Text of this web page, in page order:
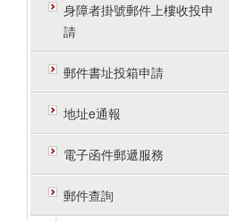
身障者掛號郵件上樓收投申
請
郵件書址投箱申請
地址e通報
電子函件郵遞服務
郵件查詢